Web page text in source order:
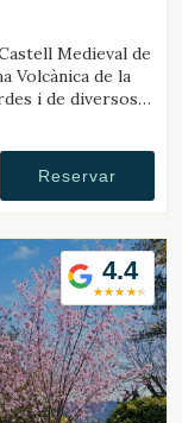
Medieval de
Volcànica de la
i de diversos
Reservar
4.4